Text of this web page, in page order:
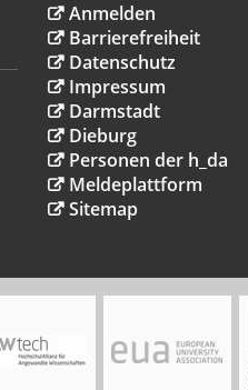
Anmelden
Barrierefreiheit
Datenschutz
Impressum
Darmstadt
Dieburg
Personen der h_da
Meldeplattform
Sitemap